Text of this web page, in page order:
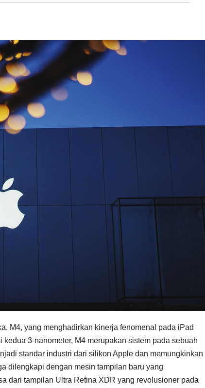
M4, yang menghadirkan kinerja fenomenal pada iPad
3-nanometer, M4 merupakan sistem pada sebuah
standar industri dari silikon Apple dan memungkinkan
dilengkapi dengan mesin tampilan baru yang
dari tampilan Ultra Retina XDR yang revolusioner pada